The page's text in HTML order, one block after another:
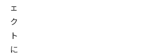
ェ
ク
ト
に